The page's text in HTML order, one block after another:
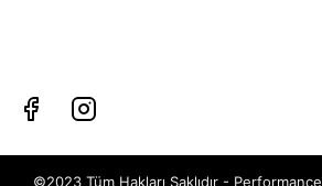
©2023 Tüm Hakları Saklıdır -